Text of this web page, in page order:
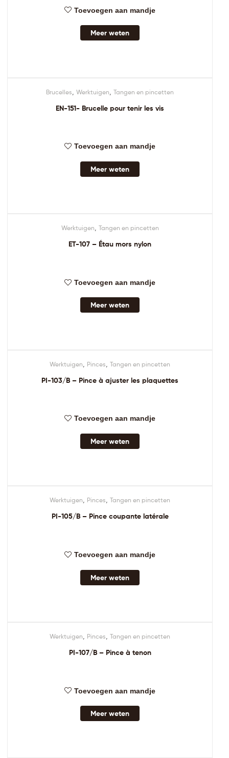
Toevoegen aan mandje
Meer weten
Brucelles Werktuigen Tangen en pincetten
EN-151- Brucelle pour tenir les vis
Toevoegen aan mandje
Meer weten
Werktuigen Tangen en pincetten
ET-107 – Étau mors nylon
Toevoegen aan mandje
Meer weten
Werktuigen Pinces Tangen en pincetten
PI-103/B – Pince à ajuster les plaquettes
Toevoegen aan mandje
Meer weten
Werktuigen Pinces Tangen en pincetten
PI-105/B – Pince coupante latérale
Toevoegen aan mandje
Meer weten
Werktuigen Pinces Tangen en pincetten
PI-107/B – Pince à tenon
Toevoegen aan mandje
Meer weten